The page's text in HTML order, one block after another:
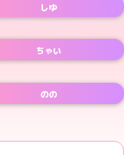
しゆ
ちゃい
のの